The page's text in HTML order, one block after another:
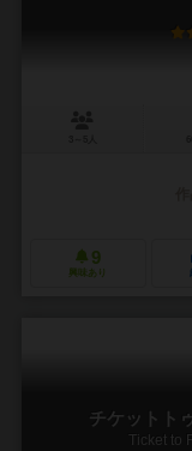
9
興味あり
チケットト
Ticket to